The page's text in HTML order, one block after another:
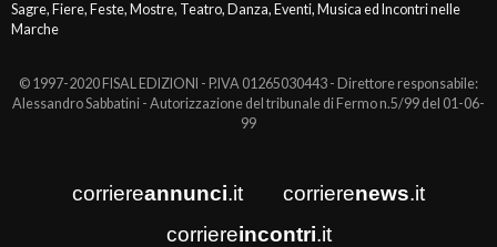
Sagre, Fiere, Feste, Mostre, Teatro, Danza, Eventi, Musica ed Incontri nelle
Marche
© 1997-2020 FISAL EDIZIONI - P.IVA 01265030443 - Direttore responsabile:
Alessandro Sabbatini - Autorizzazione del tribunale di Fermo n.5/99 del 01-06-
99
corriereannunci.it corrierenews.it
corriereincontri.it